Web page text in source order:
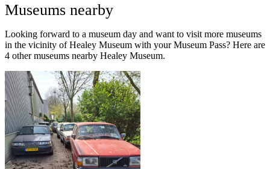
Museums nearby
Looking forward to a museum day and want to visit more museums
in the vicinity of Healey Museum with your Museum Pass? Here are
4 other museums nearby Healey Museum.